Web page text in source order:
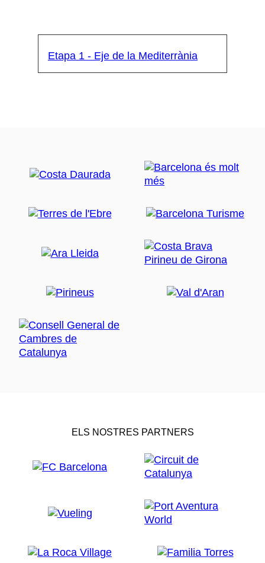
Etapa 1 - Eje de la Mediterrània
ELS NOSTRES PARTNERS